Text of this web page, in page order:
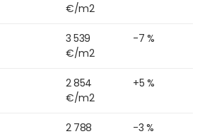
€/m2
3 539
€/m2
-7 %
2 854
€/m2
+5 %
2 788
-3 %